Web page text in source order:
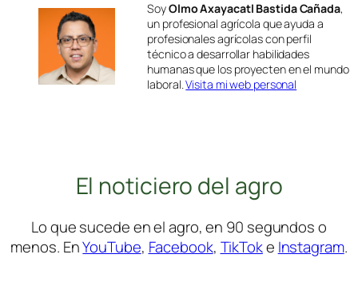
SoyOlmo Axayacatl Bastida Cañada,
un profesional agrícola que ayuda a
profesionales agrícolas con perfil
técnico a desarrollar habilidades
humanas que los proyecten en el mundo
laboral.Visita mi web personal
El noticiero del agro
Lo que sucede en el agro, en 90 segundos o
menos. EnYouTube, Facebook, TikToke Instagram.